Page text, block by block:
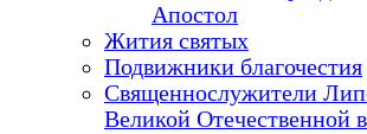
Апостол
Жития святых
Подвижники благочестия
Священнослужители
Великой Отечественной